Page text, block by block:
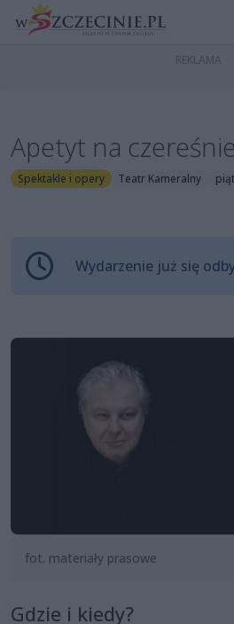
Apetyt na czereśnie
Spektakle i opery Teatr Kameralny
Wydarzenie już się
fot. materiały prasowe
Gdzie i kiedy?